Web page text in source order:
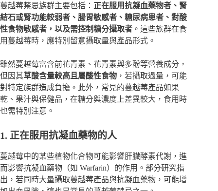
蔓越莓禁忌族群主要包括： 正在服用抗凝血藥物者、腎
結石或腎功能較弱者、腸胃敏感者、糖尿病患者、對酸
性食物敏感者，以及需控制糖分攝取者 。這些族群在食
用蔓越莓時，應特別留意攝取量與產品形式。
雖然蔓越莓富含前花青素、花青素與多酚等營養成分，
但因其草酸含量較高且屬酸性食物 ，若攝取過量，可能
對特定族群造成負擔。此外，常見的蔓越莓產品如果
乾、果汁與保健品，在糖分與濃度上差異較大，食用時
也需特別注意。
1. 正在服用抗凝血藥物的人
蔓越莓中的某些植物化合物可能影響肝臟酵素代謝，進
而影響抗凝血藥物（如 Warfarin）的作用。部分研究指
出，若同時大量攝取蔓越莓產品與抗凝血藥物，可能增